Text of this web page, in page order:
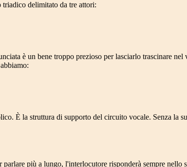
delimitato da tre attori:
è un bene troppo prezioso per lasciarlo trascinare
È la struttura di supporto del circuito vocale. Senza la
più a lungo, l'interlocutore risponderà sempre nello